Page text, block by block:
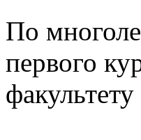
По
первого